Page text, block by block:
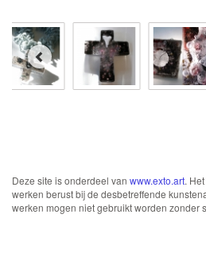
Deze site is onderdeel van www.exto.art.
werken berust bij de desbetreffende
werken mogen niet gebruikt worden zonder